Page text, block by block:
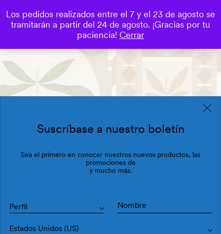
0
Suscríbase a nuestro boletín
Sea el primero en conocer nuestros nuevos productos, las
promociones de
y mucho más.
Perfil
Estados Unidos (US)
Los pedidos realizados entre el 7 y el 23 de agosto se
tramitarán a partir del 24 de agosto. ¡Gracias por tu
paciencia! Cerrar